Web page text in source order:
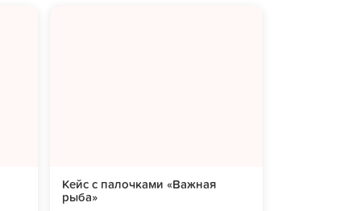
Кейс с палочками «Важная
рыба»